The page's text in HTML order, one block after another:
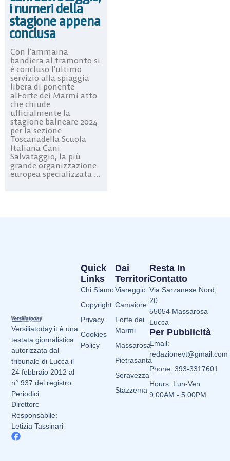
i numeri della
stagione appena
conclusa
Con l’ammaina
bandiera al tramonto si
è concluso l’ultimo
servizio alla spiaggia
libera di ponente
alForte dei Marmi atto
che chiude
ufficialmente la
stagione balneare 2024
per la sezione
Toscanadella Scuola
Italiana Cani
Salvataggio, la più
grande organizzazione
europea specializzata ...
Versiliatoday.it è una
testata giornalistica
autorizzata dal
tribunale di Lucca il
24 febbraio 2012 al
n° 937 del registro
Periodici.
Direttore
Responsabile:
Letizia Tassinari
Dai
Territori
Viareggio
Camaiore
Forte dei
Marmi
Massarosa
Pietrasanta
Seravezza
Stazzema
Quick
Links
Chi Siamo
Copyright
Privacy
Cookies
Policy
Resta In
Contatto
Via Sarzanese Nord,
20
55054 Massarosa
Lucca
Per Pubblicità
Email:
redazionevt@gmail.com
Phone: 393-3317601
Hours: Lun-Ven
9:00AM - 5:00PM